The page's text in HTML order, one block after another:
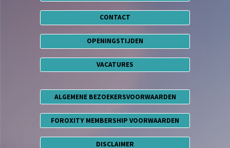
CONTACT
OPENINGSTIJDEN
VACATURES
ALGEMENE BEZOEKERSVOORWAARDEN
FOROXITY MEMBERSHIP VOORWAARDEN
DISCLAIMER